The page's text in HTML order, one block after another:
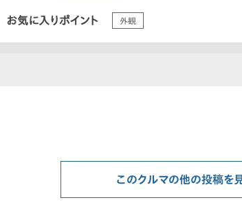
お気に入りポイント 外観
このクルマの他の投稿を